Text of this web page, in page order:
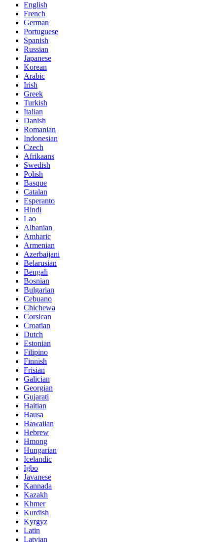
English
French
German
Portuguese
Spanish
Russian
Japanese
Korean
Arabic
Irish
Greek
Turkish
Italian
Danish
Romanian
Indonesian
Czech
Afrikaans
Swedish
Polish
Basque
Catalan
Esperanto
Hindi
Lao
Albanian
Amharic
Armenian
Azerbaijani
Belarusian
Bengali
Bosnian
Bulgarian
Cebuano
Chichewa
Corsican
Croatian
Dutch
Estonian
Filipino
Finnish
Frisian
Galician
Georgian
Gujarati
Haitian
Hausa
Hawaiian
Hebrew
Hmong
Hungarian
Icelandic
Igbo
Javanese
Kannada
Kazakh
Khmer
Kurdish
Kyrgyz
Latin
Latvian